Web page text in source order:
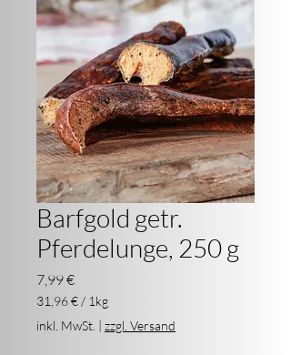
Barfgold getr.
Pferdelunge, 250 g
7,99 €Preis
31,96 € / 1kg
31,96 €
pro
inkl. MwSt. | zzgl. Versand